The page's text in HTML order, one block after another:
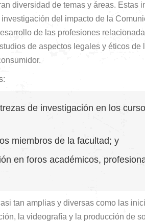
diversidad de temas y áreas. Estas
del impacto de la
de las profesiones
de aspectos legales y éticos de
de investigación en los
miembros de la facultad; y
en foros académicos,
tan amplias y diversas como las
la videografía y la producción de